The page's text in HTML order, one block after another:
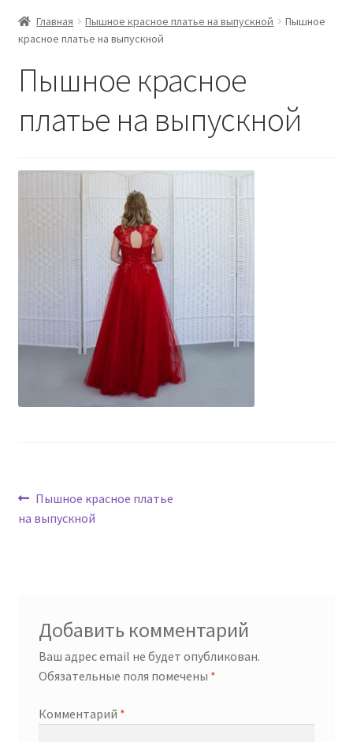
Главная Пышное красное платье на выпускной
Пышное
красное платье на выпускной
Пышное красное
платье на выпускной
Навигация
по
Предыдущая
запись:
Пышное красное платье
на выпускной
Добавить комментарий
Ваш адрес email не будет опубликован.
Обязательные поля помечены *
Комментарий *